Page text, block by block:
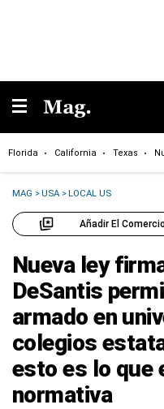
Florida California Texas
MAG >USA >LOCAL US
Añadir El
Nueva ley
DeSantis
armado en
colegios
esto es lo que
normativa